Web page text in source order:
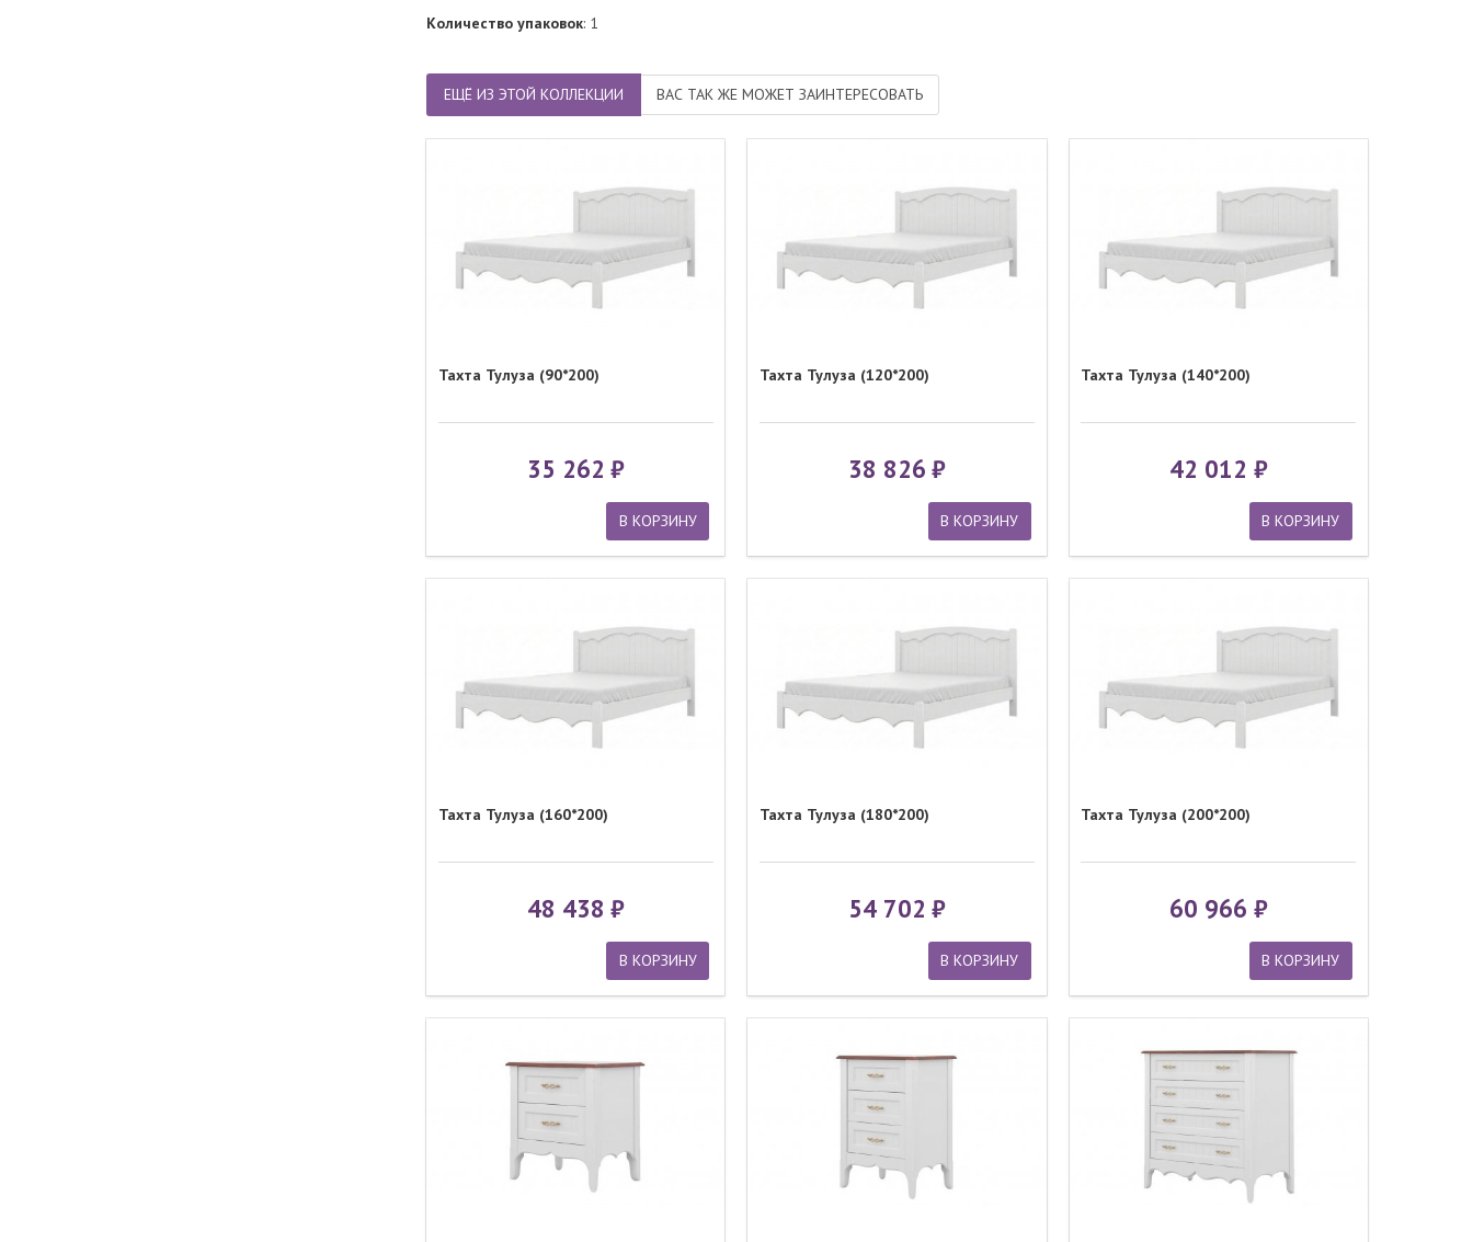
Количество упаковок: 1
ЕЩЁ ИЗ ЭТОЙ КОЛЛЕКЦИИ ВАС ТАК ЖЕ МОЖЕТ ЗАИНТЕРЕСОВАТЬ
Тахта Тулуза (90*200)
35 262
В КОРЗИНУ
Тахта Тулуза (120*200)
38 826
В КОРЗИНУ
Тахта Тулуза (140*200)
42 012
В КОРЗИНУ
Тахта Тулуза (160*200)
48 438
В КОРЗИНУ
Тахта Тулуза (180*200)
54 702
В КОРЗИНУ
Тахта Тулуза (200*200)
60 966
В КОРЗИНУ